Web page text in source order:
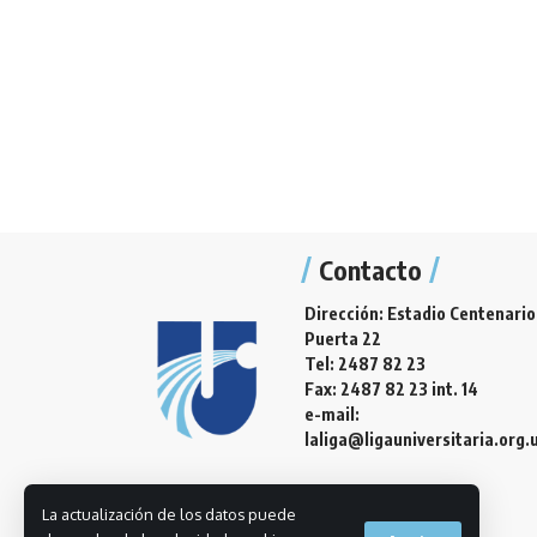
La actualización de los datos puede
Contacto
Dirección: Estadio Centenario
Puerta 22
Tel: 2487 82 23
Fax: 2487 82 23 int. 14
e-mail: